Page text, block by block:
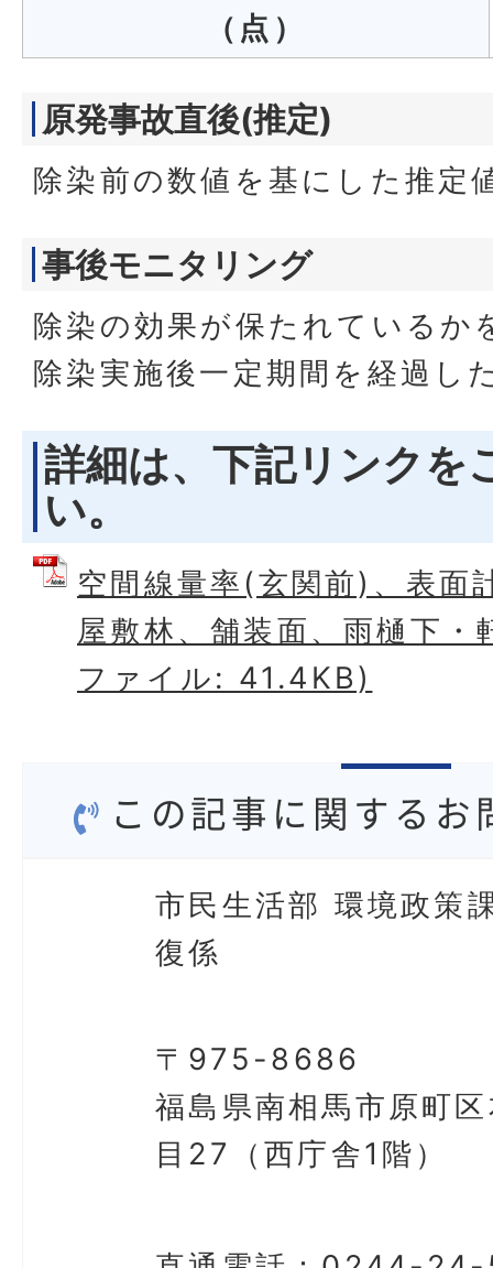
（点）
原発事故直後(推定)
除染前の数値を基にした推定
事後モニタリング
除染の効果が保たれているか
除染実施後一定期間を経過し
詳細は、下記リンクを
い。
空間線量率(玄関前)、表面
屋敷林、舗装面、雨樋下
ファイル: 41.4KB)
この記事に関するお
市民生活部 環境政策
復係
〒975-8686
福島県南相馬市原町
目27（西庁舎1階）